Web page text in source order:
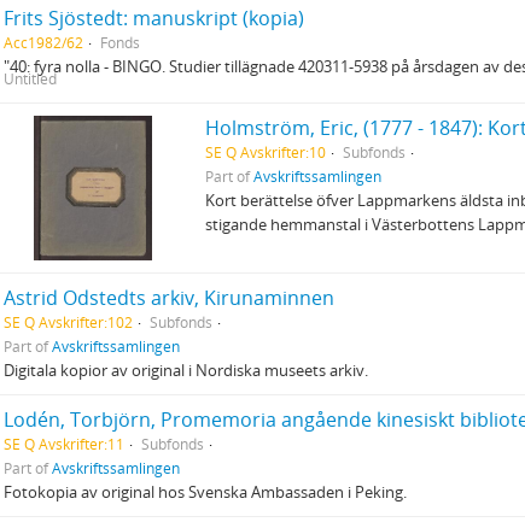
Frits Sjöstedt: manuskript (kopia)
Acc1982/62 Fonds
"40: fyra nolla - BINGO. Studier tillägnade 420311-5938 på årsdagen av
Untitled
SE Q Avskrifter:10
Subfonds
Part ofAvskriftssamlingen
Kort berättelse öfver Lappmarkens äldsta
stigande hemmanstal i Västerbottens
Astrid Odstedts arkiv, Kirunaminnen
SE Q Avskrifter:102
Subfonds
Part ofAvskriftssamlingen
Digitala kopior av original i Nordiska museets arkiv.
Lodén, Torbjörn, Promemoria angående kinesiskt
SE Q Avskrifter:11
Subfonds
Part ofAvskriftssamlingen
Fotokopia av original hos Svenska Ambassaden i Peking.